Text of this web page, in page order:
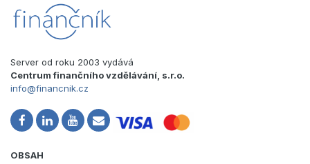
Server od roku 2003 vydává
Centrum finančního vzdělávání, s.r.o.
info@financnik.cz
OBSAH